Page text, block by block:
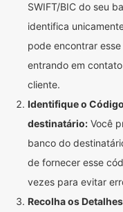
SWIFT/BIC do seu
identifica
pode encontrar
entrando em
cliente.
Identifique o
destinatário: Você
banco do
de fornecer esse
vezes para evitar
Recolha os